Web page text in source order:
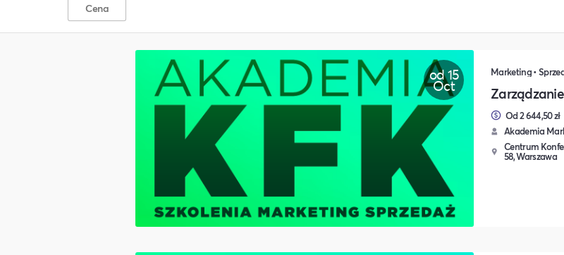
Cena
od 15
Oct
Marketing •
Od 2 644,50 zł
Akademia
Centrum
58, Warszawa